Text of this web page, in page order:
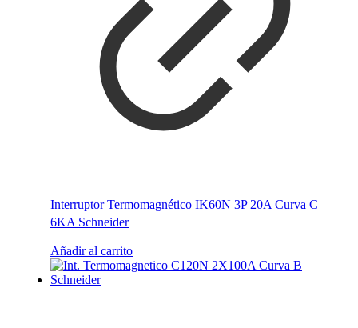
Interruptor Termomagnético IK60N 3P 20A Curva C
6KA Schneider
Añadir al carrito